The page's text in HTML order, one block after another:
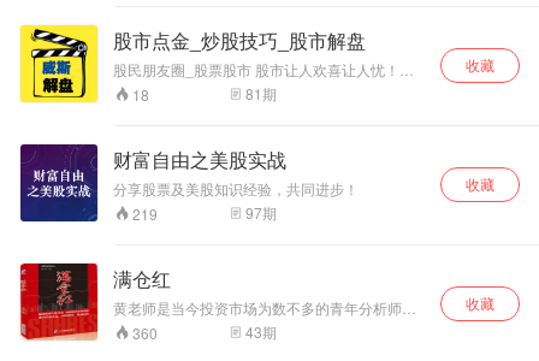
问题： ①短线买卖点技巧问题； ②个股中线趋势
把握； ③选股难，买了就跌卖就 涨问题。
股市点金_炒股技巧_股市解盘
股民朋友圈_股票股市 股市让人欢喜让人忧！股
民的朋友圈欢乐多！ 上证指数，沪深300指数，
中证500指数，股票对冲这里应有尽有！展示最
评，股票评论！
18 81期
收藏
财富自由之美股实战
分享股票及美股知识经验，共同进步！
219
97期
收藏
满仓红
黄老师是当今投资市场为数不多的青年分析师之
一，拥有超高的操盘经验和投资心得，个人所著
书籍《满仓红》也广受广大股民喜爱。此档节目
360 43期
收藏